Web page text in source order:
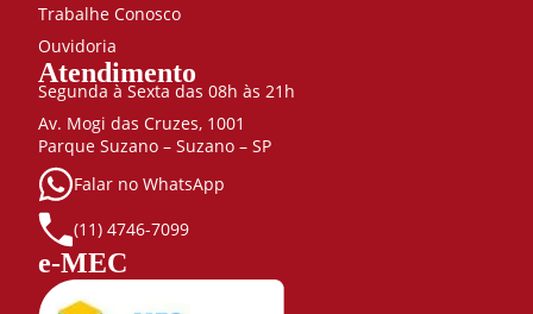
Trabalhe Conosco
Ouvidoria
Atendimento
Segunda à Sexta das 08h às 21h
Av. Mogi das Cruzes, 1001
Parque Suzano – Suzano – SP
Falar no WhatsApp
(11) 4746-7099
e-MEC